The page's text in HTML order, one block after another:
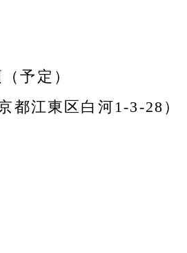
予定）
都江東区白河1-3-28）